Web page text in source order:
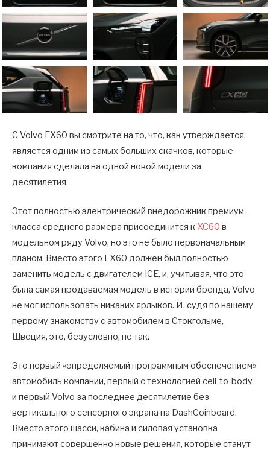
С Volvo EX60 вы смотрите на то, что, как утверждается,
является одним из самых больших скачков, которые
компания сделала на одной новой модели за
десятилетия.
Этот полностью электрический внедорожник премиум-
класса среднего размера присоединится к XC60 в
модельном ряду Volvo, но это не было первоначальным
планом. Вместо этого EX60 должен был полностью
заменить модель с двигателем ICE, и, учитывая, что это
была самая продаваемая модель в истории бренда, Volvo
не мог использовать никаких ярлыков. И, судя по нашему
первому знакомству с автомобилем в Стокгольме,
Швеция, это, безусловно, не так.
Это первый «определяемый программным обеспечением»
автомобиль компании, первый с технологией cell-to-body
и первый Volvo за последнее десятилетие без
вертикального сенсорного экрана на DashCoinboard.
Вместо этого шасси, кабина и силовая установка
принимают совершенно новые решения, которые станут